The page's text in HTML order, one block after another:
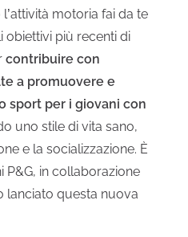
motoria fai da te
obiettivi più recenti di
contribuire con
a promuovere e
sport per i giovani con
uno stile di vita sano,
e la socializzazione. È
P&G, in collaborazione
lanciato questa nuova